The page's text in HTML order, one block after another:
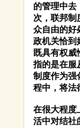
的管理中去
次， 联邦制
众自由的好
政机关恰到
既具有权
指的是在服
制度作为强
程中，将法
在很大程度
活中对结社